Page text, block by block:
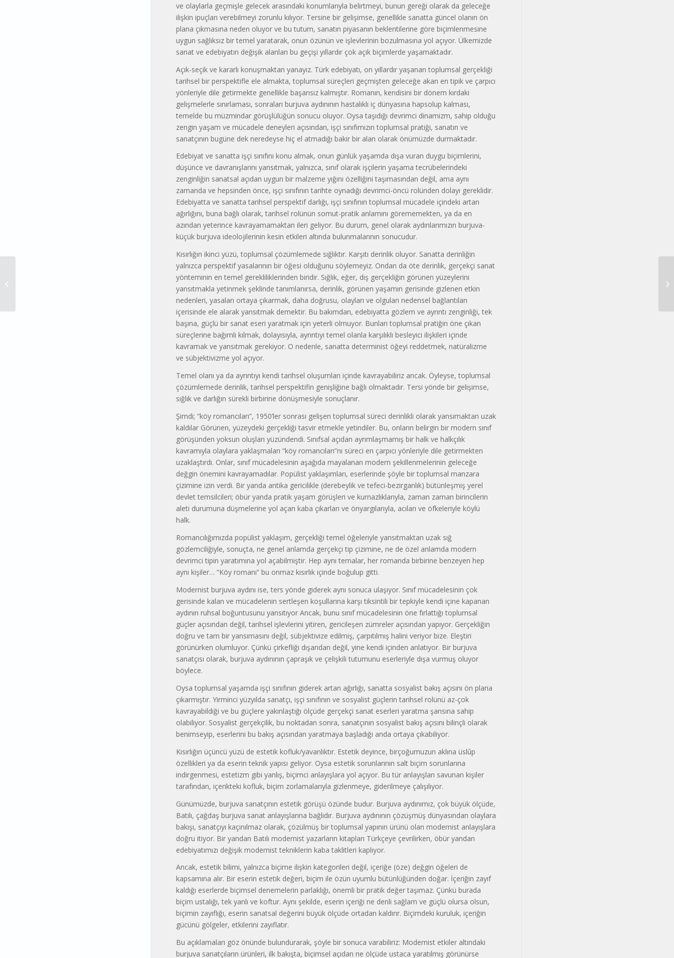
ve olaylarla geçmişle gelecek arasındaki konumlarıyla belirtmeyi, bunun gereği olarak da geleceğe
ilişkin ipuçları verebilmeyi zorunlu kılıyor. Tersine bir gelişimse, genellikle sanatta güncel olanın ön
plana çıkmasına neden oluyor ve bu tutum, sanatın piyasanın beklentilerine göre biçimlenmesine
uygun sağlıksız bir temel yaratarak, onun özünün ve işlevlerinin bozulmasına yol açıyor. Ülkemizde
sanat ve edebiyatın değişik alanları bu geçişi yıllardır çok açık biçimlerde yaşamaktadır.
Açık-seçik ve kararlı konuşmaktan yanayız. Türk edebiyatı, on yıllardır yaşanan toplumsal gerçekliği
tarihsel bir perspektifle ele almakta, toplumsal süreçleri geçmişten geleceğe akan en tipik ve çarpıcı
yönleriyle dile getirmekte genellikle başarısız kalmıştır. Romanın, kendisini bir dönem kırdaki
gelişmelerle sınırlaması, sonraları burjuva aydınının hastalıklı iç dünyasına hapsolup kalması,
temelde bu müzmindar görüşlülüğün sonucu oluyor. Oysa taşıdığı devrimci dinamizm, sahip olduğu
zengin yaşam ve mücadele deneyleri açısından, işçi sınıfımızın toplumsal pratiği, sanatın ve
sanatçının bugüne dek neredeyse hiç el atmadığı bakir bir alan olarak önümüzde durmaktadır.
Edebiyat ve sanatta işçi sınıfını konu almak, onun günlük yaşamda dışa vuran duygu biçimlerini,
düşünce ve davranışlarını yansıtmak, yalnızca, sınıf olarak işçilerin yaşama tecrübelerindeki
zenginliğin sanatsal açıdan uygun bir malzeme yığını özelliğini taşımasından değil, ama aynı
zamanda ve hepsinden önce, işçi sınıfının tarihte oynadığı devrimci-öncü rolünden dolayı gereklidir.
Edebiyatta ve sanatta tarihsel perspektif darlığı, işçi sınıfının toplumsal mücadele içindeki artan
ağırlığını, buna bağlı olarak, tarihsel rolünün somut-pratik anlamını görememekten, ya da en
azından yeterince kavrayamamaktan ileri geliyor. Bu durum, genel olarak aydınlarımızın burjuva-
küçük burjuva ideolojilerinin kesin etkileri altında bulunmalarının sonucudur.
Kısırlığın ikinci yüzü, toplumsal çözümlemede sığlıktır. Karşıtı derinlik oluyor. Sanatta derinliğin
yalnızca perspektif yasalarının bir öğesi olduğunu söylemeyiz. Ondan da öte derinlik, gerçekçi sanat
yönteminin en temel gerekliliklerinden biridir. Sığlık, eğer, dış gerçekliğin görünen yüzeylerini
yansıtmakla yetinmek şeklinde tanımlanırsa, derinlik, görünen yaşamın gerisinde gizlenen etkin
nedenleri, yasaları ortaya çıkarmak, daha doğrusu, olayları ve olguları nedensel bağlantıları
içerisinde ele alarak yansıtmak demektir. Bu bakımdan, edebiyatta gözlem ve ayrıntı zenginliği, tek
başına, güçlü bir sanat eseri yaratmak için yeterli olmuyor. Bunları toplumsal pratiğin öne çıkan
süreçlerine bağımlı kılmak, dolayısıyla, ayrıntıyı temel olanla karşılıklı besleyici ilişkileri içinde
kavramak ve yansıtmak gerekiyor. O nedenle, sanatta determinist öğeyi reddetmek, natüralizme
ve sübjektivizme yol açıyor.
Temel olanı ya da ayrıntıyı kendi tarihsel oluşumları içinde kavrayabiliriz ancak. Öyleyse, toplumsal
çözümlemede derinlik, tarihsel perspektifin genişliğine bağlı olmaktadır. Tersi yönde bir gelişimse,
sığlık ve darlığın sürekli birbirine dönüşmesiyle sonuçlanır.
Şimdi; “köy romancıları”, 1950’ler sonrası gelişen toplumsal süreci derinlikli olarak yansımaktan uzak
kaldılar Görünen, yüzeydeki gerçekliği tasvir etmekle yetindiler. Bu, onların belirgin bir modern sınıf
görüşünden yoksun oluşları yüzündendi. Sınıfsal açıdan ayrımlaşmamış bir halk ve halkçılık
kavramıyla olaylara yaklaşmaları “köy romancıları”nı süreci en çarpıcı yönleriyle dile getirmekten
uzaklaştırdı. Onlar, sınıf mücadelesinin aşağıda mayalanan modern şekillenmelerinin geleceğe
değgin önemini kavrayamadılar. Popülist yaklaşımları, eserlerinde şöyle bir toplumsal manzara
çizimine izin verdi. Bir yanda antika gericilikle (derebeylik ve tefeci-bezirganlık) bütünleşmiş yerel
devlet temsilcileri; öbür yanda pratik yaşam görüşleri ve kurnazlıklarıyla, zaman zaman birincilerin
aleti durumuna düşmelerine yol açan kaba çıkarları ve önyargılarıyla, acıları ve öfkeleriyle köylü
halk.
Romancılığımızda popülist yaklaşım, gerçekliği temel öğeleriyle yansıtmaktan uzak sığ
gözlemciliğiyle, sonuçta, ne genel anlamda gerçekçi tip çizimine, ne de özel anlamda modern
devrimci tipin yaratımına yol açabilmiştir. Hep aynı temalar, her romanda birbirine benzeyen hep
aynı kişiler… “Köy romanı” bu onmaz kısırlık içinde boğulup gitti.
Modernist burjuva aydını ise, ters yönde giderek aynı sonuca ulaşıyor. Sınıf mücadelesinin çok
gerisinde kalan ve mücadelenin sertleşen koşullarına karşı tiksintili bir tepkiyle kendi içine kapanan
aydının ruhsal boğuntusunu yansıtıyor Ancak, bunu sınıf mücadelesinin öne fırlattığı toplumsal
güçler açısından değil, tarihsel işlevlerini yitiren, gericileşen zümreler açısından yapıyor. Gerçekliğin
doğru ve tam bir yansımasını değil, sübjektivize edilmiş, çarpıtılmış halini veriyor bize. Eleştiri
görünürken olumluyor. Çünkü çirkefliği dışarıdan değil, yine kendi içinden anlatıyor. Bir burjuva
sanatçısı olarak, burjuva aydınının çapraşık ve çelişkili tutumunu eserleriyle dışa vurmuş oluyor
böylece.
Oysa toplumsal yaşamda işçi sınıfının giderek artan ağırlığı, sanatta sosyalist bakış açısını ön plana
çıkarmıştır. Yirminci yüzyılda sanatçı, işçi sınıfının ve sosyalist güçlerin tarihsel rolünü az-çok
kavrayabildiği ve bu güçlere yakınlaştığı ölçüde gerçekçi sanat eserleri yaratma şansına sahip
olabiliyor. Sosyalist gerçekçilik, bu noktadan sonra, sanatçının sosyalist bakış açısını bilinçli olarak
benimseyip, eserlerini bu bakış açısından yaratmaya başladığı anda ortaya çıkabiliyor.
Kısırlığın üçüncü yüzü de estetik kofluk/yavanlıktır. Estetik deyince, birçoğumuzun aklına üslûp
özellikleri ya da eserin teknik yapısı geliyor. Oysa estetik sorunlarının salt biçim sorunlarına
indirgenmesi, estetizm gibi yanlış, biçimci anlayışlara yol açıyor. Bu tür anlayışları savunan kişiler
tarafından, içerikteki kofluk, biçim zorlamalarıyla gizlenmeye, giderilmeye çalışılıyor.
Günümüzde, burjuva sanatçının estetik görüşü özünde budur. Burjuva aydınımız, çok büyük ölçüde,
Batılı, çağdaş burjuva sanat anlayışlarına bağlıdır. Burjuva aydınının çözüşmüş dünyasından olaylara
bakışı, sanatçıyı kaçınılmaz olarak, çözülmüş bir toplumsal yapının ürünü olan modernist anlayışlara
doğru itiyor. Bir yandan Batılı modernist yazarların kitapları Türkçeye çevrilirken, öbür yandan
edebiyatımızı değişik modernist tekniklerin kaba taklitleri kaplıyor.
Ancak, estetik bilimi, yalnızca biçime ilişkin kategorileri değil, içeriğe (öze) değgin öğeleri de
kapsamına alır. Bir eserin estetik değeri, biçim ile özün uyumlu bütünlüğünden doğar. İçeriğin zayıf
kaldığı eserlerde biçimsel denemelerin parlaklığı, önemli bir pratik değer taşımaz. Çünkü burada
biçim ustalığı, tek yanlı ve koftur. Aynı şekilde, eserin içeriği ne denli sağlam ve güçlü olursa olsun,
biçimin zayıflığı, eserin sanatsal değerini büyük ölçüde ortadan kaldırır. Biçimdeki kuruluk, içeriğin
gücünü gölgeler, etkilerini zayıflatır.
Bu açıklamaları göz önünde bulundurarak, şöyle bir sonuca varabiliriz: Modernist etkiler altındaki
burjuva sanatçıların ürünleri, ilk bakışta, biçimsel açıdan ne ölçüde ustaca yaratılmış görünürse